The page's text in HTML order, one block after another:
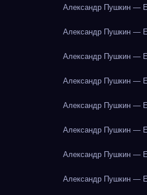
Александр Пушкин —
Александр Пушкин —
Александр Пушкин —
Александр Пушкин —
Александр Пушкин —
Александр Пушкин —
Александр Пушкин —
Александр Пушкин —